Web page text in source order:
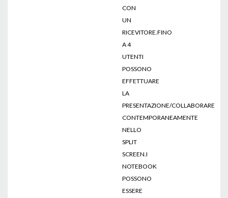
CON
UN
RICEVITORE.FINO
A 4
UTENTI
POSSONO
EFFETTUARE
LA
PRESENTAZIONE/COLLABORARE
CONTEMPORANEAMENTE
NELLO
SPLIT
SCREEN.I
NOTEBOOK
POSSONO
ESSERE